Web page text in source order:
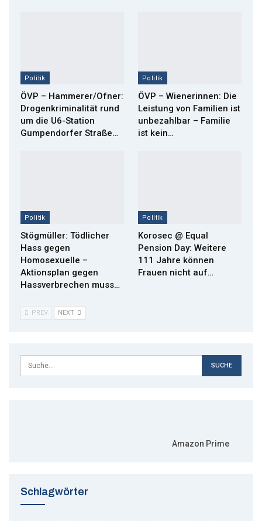
Politik
ÖVP – Hammerer/Ofner:
Drogenkriminalität rund
um die U6-Station
Gumpendorfer Straße…
Politik
ÖVP – Wienerinnen: Die
Leistung von Familien ist
unbezahlbar – Familie
ist kein…
Politik
Stögmüller: Tödlicher
Hass gegen
Homosexuelle –
Aktionsplan gegen
Hassverbrechen muss…
Politik
Korosec @ Equal
Pension Day: Weitere
111 Jahre können
Frauen nicht auf…
PREV NEXT
Amazon Prime
Schlagwörter